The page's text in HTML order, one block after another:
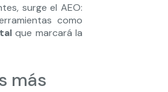
surge el AEO:
como
que marcará la
más